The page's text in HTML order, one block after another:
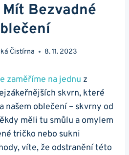
Bezvadné
Čistírna 8. 11. 2023
⁢zaměříme na jednu z
skvrn, které
našem ​oblečení – skvrny od
měli​ tu smůlu a omylem
tričko nebo sukni‍
víte, že odstranění ⁢této